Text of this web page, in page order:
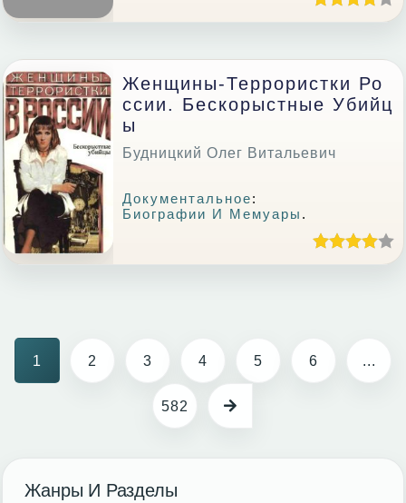
Женщины-Террористки Ро
Ссии. Бескорыстные Убийц
Ы
Будницкий Олег Витальевич
Документальное:
Биографии И Мемуары .
1 2 3 4 5 6 ...
582
Жанры И Разделы